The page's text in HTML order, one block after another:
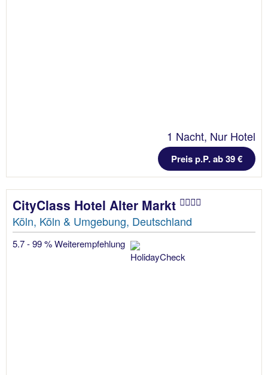
1 Nacht, Nur Hotel
Preis p.P. ab 39 €
CityClass Hotel Alter Markt
Köln, Köln & Umgebung, Deutschland
5.7 - 99 % Weiterempfehlung